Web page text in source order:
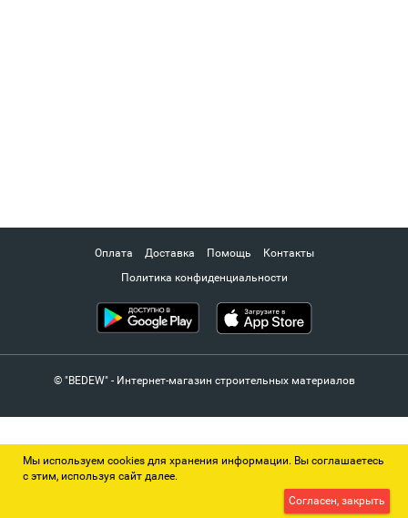
Оплата Доставка Помощь
Контакты
Политика конфиденциальности
© "BEDEW" - Интернет-магазин строительных материалов
Мы используем cookies для хранения информации. Вы соглашаетесь
с этим, используя сайт далее.
Согласен, закрыть